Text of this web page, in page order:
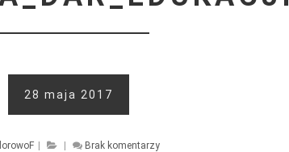
28 maja 2017
Brak komentarzy